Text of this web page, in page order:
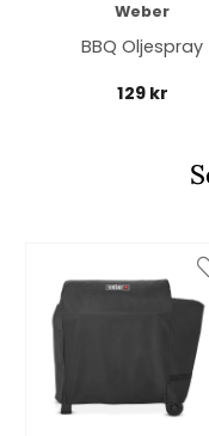
Weber
BBQ Oljespray
129 kr